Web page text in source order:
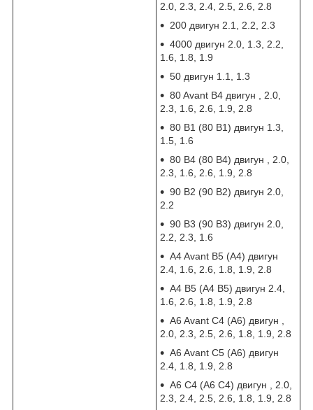
2.0, 2.3, 2.4, 2.5, 2.6, 2.8
200 двигун 2.1, 2.2, 2.3
4000 двигун 2.0, 1.3, 2.2,
1.6, 1.8, 1.9
50 двигун 1.1, 1.3
80 Avant B4 двигун , 2.0,
2.3, 1.6, 2.6, 1.9, 2.8
80 B1 (80 В1) двигун 1.3,
1.5, 1.6
80 B4 (80 В4) двигун , 2.0,
2.3, 1.6, 2.6, 1.9, 2.8
90 B2 (90 В2) двигун 2.0,
2.2
90 B3 (90 В3) двигун 2.0,
2.2, 2.3, 1.6
A4 Avant B5 (А4) двигун
2.4, 1.6, 2.6, 1.8, 1.9, 2.8
A4 B5 (А4 В5) двигун 2.4,
1.6, 2.6, 1.8, 1.9, 2.8
A6 Avant C4 (А6) двигун ,
2.0, 2.3, 2.5, 2.6, 1.8, 1.9, 2.8
A6 Avant C5 (А6) двигун
2.4, 1.8, 1.9, 2.8
A6 C4 (А6 С4) двигун , 2.0,
2.3, 2.4, 2.5, 2.6, 1.8, 1.9, 2.8